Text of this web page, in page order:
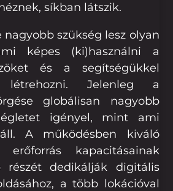
síkban látszik.
nagyobb szükség lesz olyan
képes (ki)használni a
és a segítségükkel
létrehozni. Jelenleg a
globálisan nagyobb
igényel, mint ami
A működésben kiváló
kapacitásainak
részét dedikálják digitális
a több lokációval